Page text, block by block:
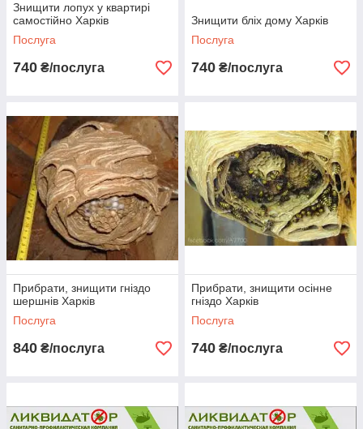
Знищити лопух у квартирі
самостійно Харків
Послуга
740 ₴/послуга
Знищити бліх дому Харків
Послуга
740 ₴/послуга
Прибрати, знищити гніздо
шершнів Харків
Послуга
840 ₴/послуга
Прибрати, знищити осінне
гніздо Харків
Послуга
740 ₴/послуга